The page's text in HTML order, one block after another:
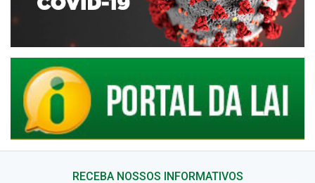
RECEBA NOSSOS INFORMATIVOS